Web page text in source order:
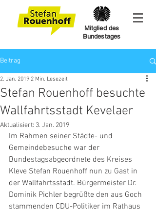
Mitglied des
Bundestages
Beitrag
Stefan Rouenhoff besuchte
Wallfahrtsstadt Kevelaer
2. Jan. 2019 2 Min. Lesezeit
Aktualisiert: 3. Jan. 2019
Im Rahmen seiner Städte- und
Gemeindebesuche war der
Bundestagsabgeordnete des Kreises
Kleve Stefan Rouenhoff nun zu Gast in
der Wallfahrtsstadt. Bürgermeister Dr.
Dominik Pichler begrüßte den aus Goch
stammenden CDU-Politiker im Rathaus